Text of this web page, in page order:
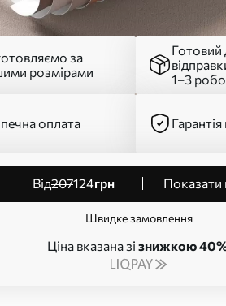
за
розмірами
Готовий
1–3
оплата
від207124грн Показати
Швидке замовлення
Ціна вказана зі знижкою